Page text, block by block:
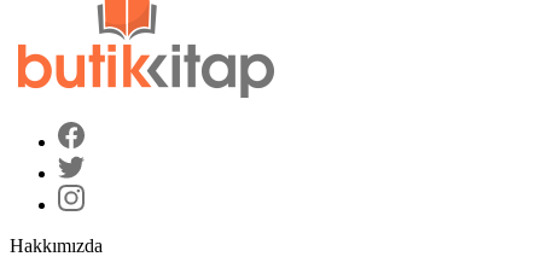
Hakkımızda